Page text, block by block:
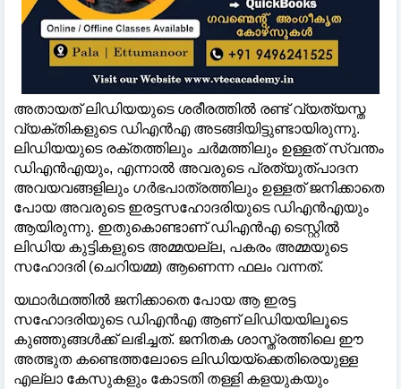
അതായത് ലിഡിയയുടെ ശരീരത്തില്‍ രണ്ട് വ്യത്യസ്ത
വ്യക്തികളുടെ ഡിഎൻഎ അടങ്ങിയിട്ടുണ്ടായിരുന്നു.
ലിഡിയയുടെ രക്തത്തിലും ചർമത്തിലും ഉള്ളത് സ്വന്തം
ഡിഎൻഎയും, എന്നാല്‍ അവരുടെ പ്രത്യുത്പാദന
അവയവങ്ങളിലും ഗർഭപാത്രത്തിലും ഉള്ളത് ജനിക്കാതെ
പോയ അവരുടെ ഇരട്ടസഹോദരിയുടെ ഡിഎൻഎയും
ആയിരുന്നു. ഇതുകൊണ്ടാണ് ഡിഎൻഎ ടെസ്റ്റില്‍
ലിഡിയ കുട്ടികളുടെ അമ്മയല്ല, പകരം അമ്മയുടെ
സഹോദരി (ചെറിയമ്മ) ആണെന്ന ഫലം വന്നത്.
യഥാർഥത്തില്‍ ജനിക്കാതെ പോയ ആ ഇരട്ട
സഹോദരിയുടെ ഡിഎൻഎ ആണ് ലിഡിയയിലൂടെ
കുഞ്ഞുങ്ങള്‍ക്ക് ലഭിച്ചത്. ജനിതക ശാസ്ത്രത്തിലെ ഈ
അത്ഭുത കണ്ടെത്തലോടെ ലിഡിയയ്‌ക്കെതിരെയുള്ള
എല്ലാ കേസുകളും കോടതി തള്ളി കളയുകയും